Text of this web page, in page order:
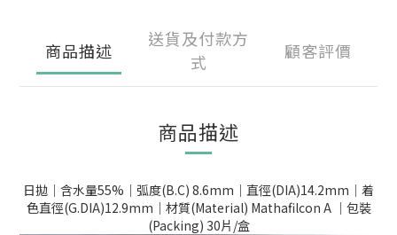
商品描述
送貨及付款方
式
顧客評價
商品描述
日拋｜含水量55%｜弧度(B.C) 8.6mm｜直徑(DIA)14.2mm｜着
色直徑(G.DIA)12.9mm｜材質(Material) Mathafilcon A ｜包裝
(Packing) 30片/盒